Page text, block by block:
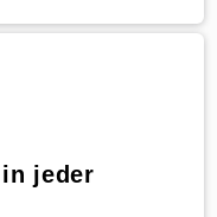
jeder